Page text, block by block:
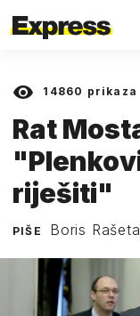
14860 prikaza
Rat
riješiti"
PIŠE Boris